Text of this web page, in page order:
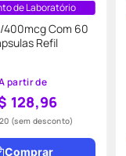
de Laboratório
400mcg Com 60
Refil
partir de
128,96
(sem desconto)
Comprar